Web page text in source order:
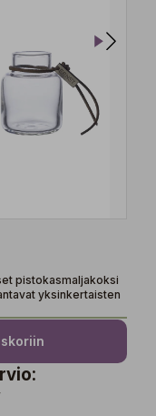
pistokasmaljakoksi
yksinkertaisten